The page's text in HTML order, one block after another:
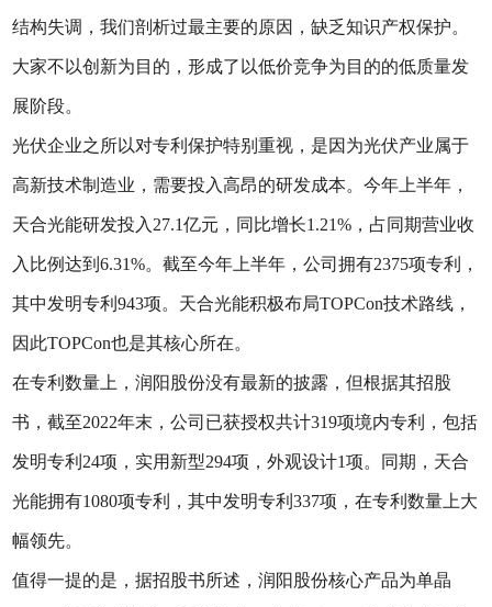
结构失调，我们剖析过最主要的原因，缺乏知识产权保护。
大家不以创新为目的，形成了以低价竞争为目的的低质量发
展阶段。
光伏企业之所以对专利保护特别重视，是因为光伏产业属于
高新技术制造业，需要投入高昂的研发成本。今年上半年，
天合光能研发投入27.1亿元，同比增长1.21%，占同期营业收
入比例达到6.31%。截至今年上半年，公司拥有2375项专利，
其中发明专利943项。天合光能积极布局TOPCon技术路线，
因此TOPCon也是其核心所在。
在专利数量上，润阳股份没有最新的披露，但根据其招股
书，截至2022年末，公司已获授权共计319项境内专利，包括
发明专利24项，实用新型294项，外观设计1项。同期，天合
光能拥有1080项专利，其中发明专利337项，在专利数量上大
幅领先。
值得一提的是，据招股书所述，润阳股份核心产品为单晶